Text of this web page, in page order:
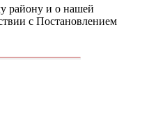
району и о нашей
с Постановлением